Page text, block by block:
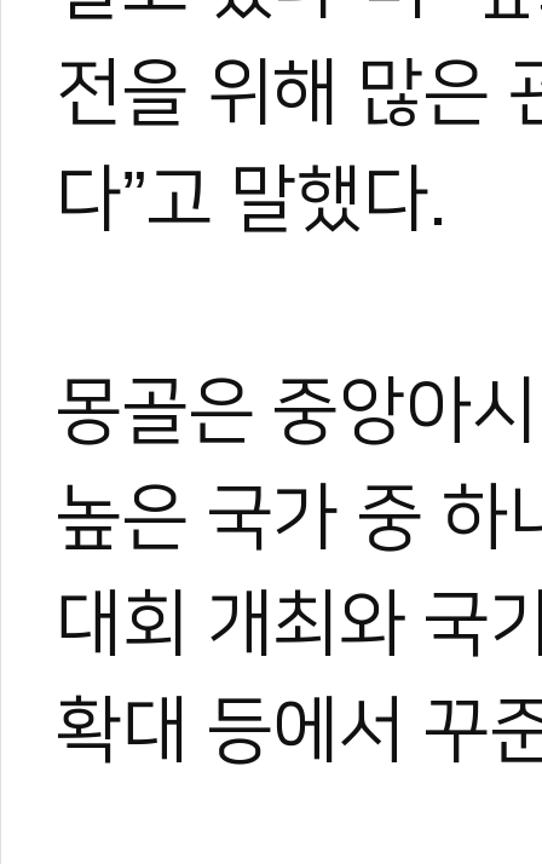
전을 위해 많은
다”고 말했다.
몽골은 중앙아
높은 국가 중 하
대회 개최와 국
확대 등에서 꾸
은 세상을 보게 되었고, 자
기 시작했다.
지금은 국내외를 누비며
가며 다방면으로 성장 중이
아직은 미생이지만, 프로페
며 끊임없이 도전한다.